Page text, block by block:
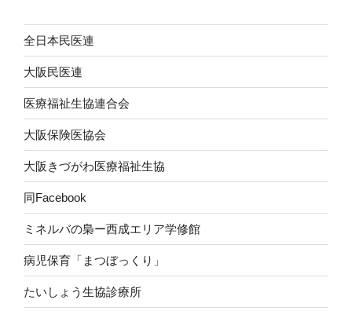
全日本民医連
大阪民医連
医療福祉生協連合会
大阪保険医協会
大阪きづがわ医療福祉生協
同Facebook
ミネルバの梟ー西成エリア学修館
病児保育「まつぼっくり」
たいしょう生協診療所